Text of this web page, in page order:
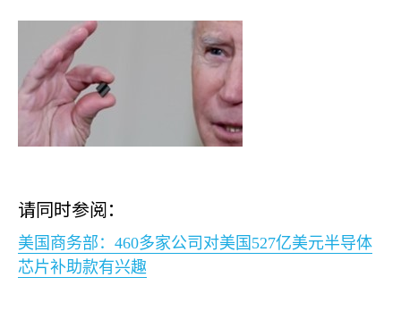
请同时参阅：
美国商务部： 460多家公司对美国 527亿美元半导体
芯片补助款有兴趣